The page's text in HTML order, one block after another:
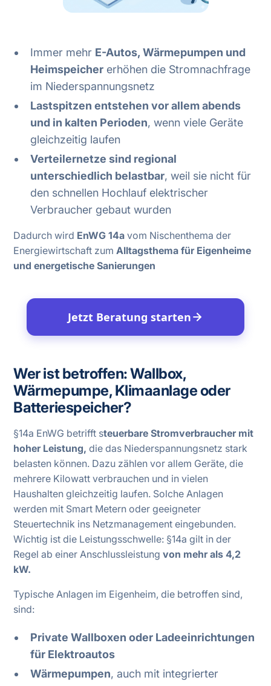
Immer mehr E-Autos, Wärmepumpen und
Heimspeicher erhöhen die Stromnachfrage
im Niederspannungsnetz
Lastspitzen entstehen vor allem abends
und in kalten Perioden, wenn viele Geräte
gleichzeitig laufen
Verteilernetze sind regional
unterschiedlich belastbar, weil sie nicht für
den schnellen Hochlauf elektrischer
Verbraucher gebaut wurden
Dadurch wird EnWG 14a vom Nischenthema der
Energiewirtschaft zumAlltagsthema für Eigenheime
und energetische Sanierungen
Jetzt Beratung starten
Wer ist betroffen: Wallbox,
Wärmepumpe, Klimaanlage oder
Batteriespeicher?
§14a EnWG betrifft steuerbare Stromverbraucher mit
hoher Leistung, die das Niederspannungsnetz stark
belasten können. Dazu zählen vor allem Geräte, die
mehrere Kilowatt verbrauchen und in vielen
Haushalten gleichzeitig laufen. Solche Anlagen
werden mit Smart Metern oder geeigneter
Steuertechnik ins Netzmanagement eingebunden.
Wichtig ist die Leistungsschwelle: §14a gilt in der
Regel ab einer Anschlussleistungvon mehr als 4,2
kW.
Typische Anlagen im Eigenheim, die betroffen sind,
sind:
Private Wallboxen oder Ladeeinrichtungen
für Elektroautos
Wärmepumpen, auch mit integrierter